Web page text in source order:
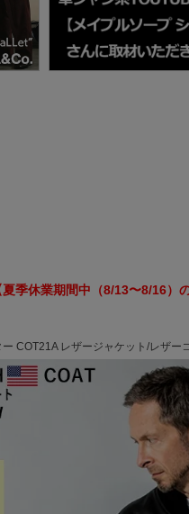
夏季休業期間中（8/13〜8/16）
COT21A レザージャケット/レザー